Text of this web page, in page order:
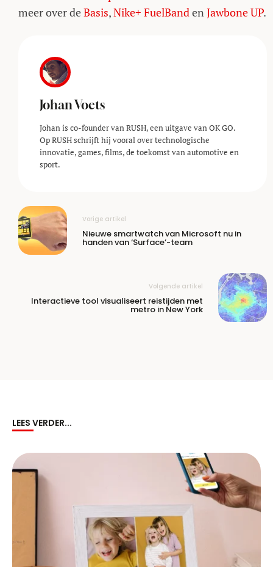
meer over deBasis,Nike+ FuelBand en Jawbone UP.
Johan Voets
Johan is co-founder van RUSH, een uitgave van OK GO.
Op RUSH schrijft hij vooral over technologische
innovatie, games, films, de toekomst van automotive en
sport.
Vorige artikel
Nieuwe smartwatch van Microsoft nu in
handen van ‘Surface’-team
Volgende artikel
Interactieve tool visualiseert reistijden met
metro in New York
LEES VERDER...